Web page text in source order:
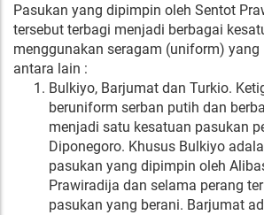
Pasukan yang dipimpin oleh Sentot
tersebut terbagi menjadi berbagai
menggunakan seragam (uniform) yang
antara lain :
Bulkiyo, Barjumat dan Turkio.
beruniform serban putih dan
menjadi satu kesatuan pasukan
Diponegoro. Khusus Bulkiyo
pasukan yang dipimpin oleh
Prawiradija dan selama perang
pasukan yang berani. Barjumat